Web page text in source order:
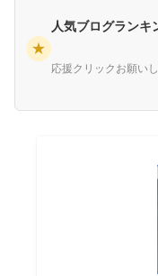
★
人気ブログランキ
応援クリックお願いし